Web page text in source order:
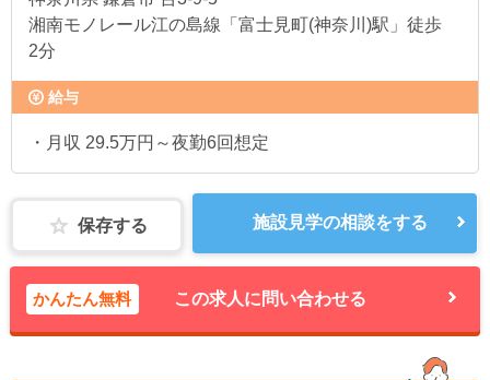
湘南モノレール江の島線「富士見町(神奈川)駅」徒歩
2分
給与
・月収 29.5万円～夜勤6回想定
保存する 施設見学の相談をする
かんたん無料 この求人に問い合わせる